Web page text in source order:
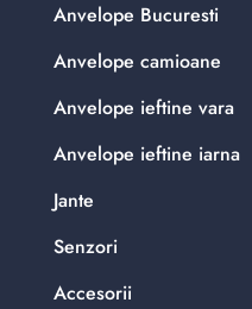
Anvelope Bucuresti
Anvelope camioane
Anvelope ieftine vara
Anvelope ieftine iarna
Jante
Senzori
Accesorii